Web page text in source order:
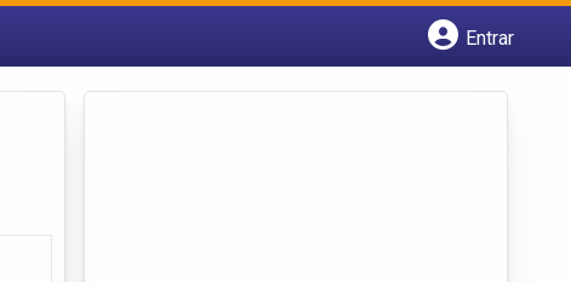
Entrar